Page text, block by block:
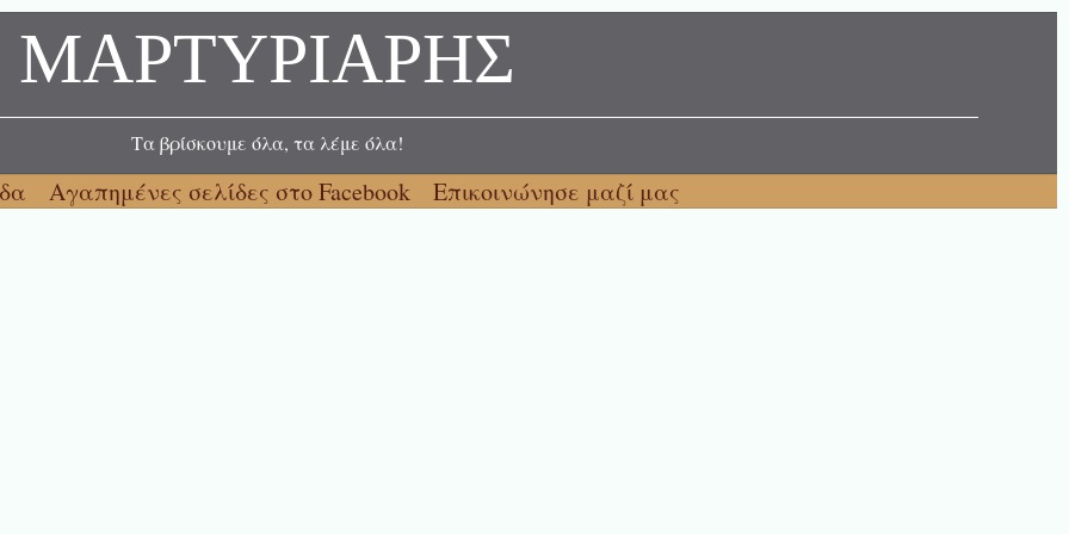
ΜΑΡΤΥΡΙΑΡΗΣ
Τα βρίσκουμε όλα, τα λέμε όλα!
Αγαπημένες σελίδες στο Facebook Επικοινώνησε μαζί μας